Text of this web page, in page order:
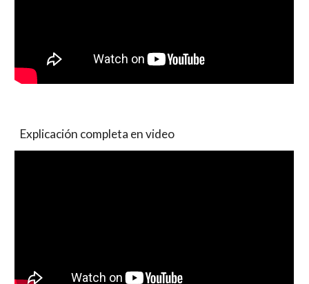
Explicación completa en video